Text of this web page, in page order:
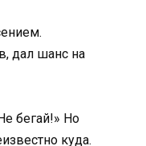
дал шанс на
бегай!» Но
куда.